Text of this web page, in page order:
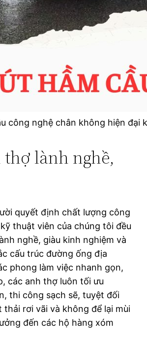
công nghệ chân không hiện đại
lành nghề,
quyết định chất lượng công
thuật viên của chúng tôi đều
nghề, giàu kinh nghiệm và
cấu trúc đường ống địa
phong làm việc nhanh gọn,
các anh thợ luôn tối ưu
thi công sạch sẽ, tuyệt đối
thải rơi vãi và không để lại mùi
đến các hộ hàng xóm